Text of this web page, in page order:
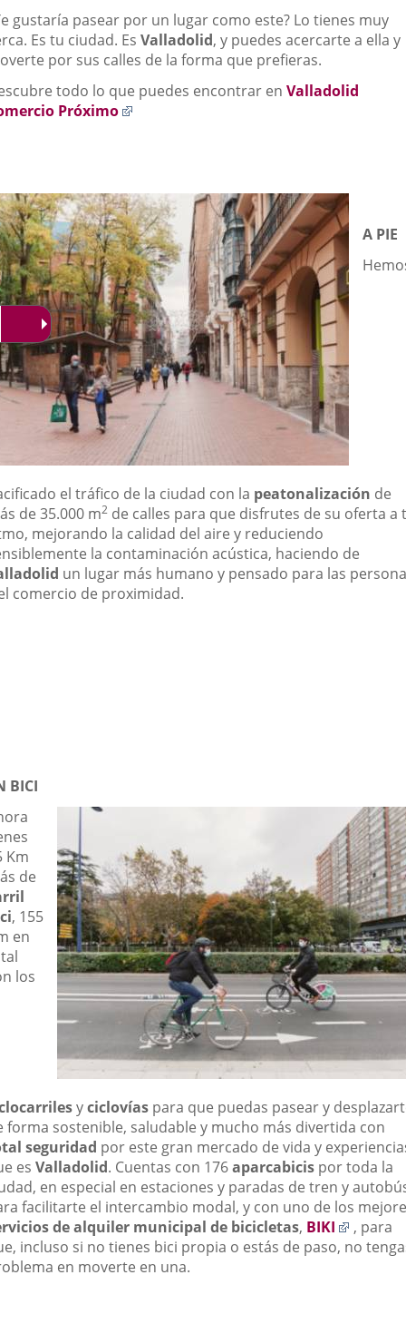
gustaría pasear por un lugar como este? Lo tienes muy
Es tu ciudad. Es Valladolid, y puedes acercarte a ella y
por sus calles de la forma que prefieras.
todo lo que puedes encontrar en Valladolid
Próximo
externa.
A PIE
el tráfico de la ciudad con la peatonalización de
de 35.000 m2 de calles para que disfrutes de su oferta a
mejorando la calidad del aire y reduciendo
la contaminación acústica, haciendo de
un lugar más humano y pensado para las
comercio de proximidad.
BICI
Km
de
, 155
en
los
yciclovías para que puedas pasear y
forma sostenible, saludable y mucho más divertida con
seguridad por este gran mercado de vida y
es Valladolid. Cuentas con 176aparcabicis por toda la
en especial en estaciones y paradas de tren y
facilitarte el intercambio modal, y con uno de los
de alquiler municipal de bicicletas, BIKI
Enlace
a
, para
incluso si no tienes bici propia o estás de paso, no
en moverte en una.